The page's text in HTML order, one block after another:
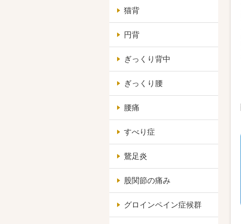
猫背
円背
ぎっくり背中
ぎっくり腰
腰痛
すべり症
鵞足炎
股関節の痛み
グロインペイン症候群